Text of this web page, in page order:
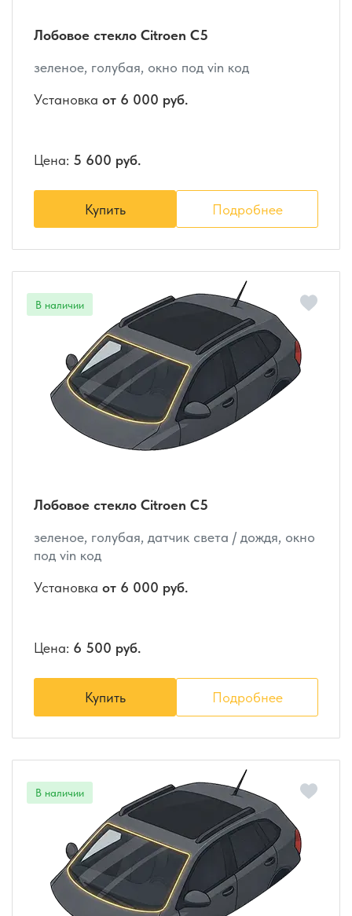
Лобовое стекло Citroen C5
зеленое, голубая, окно под vin код
Установка от 6 000 руб.
Цена: 5 600 руб.
Купить Подробнее
Лобовое стекло Citroen C5
зеленое, голубая, датчик света / дождя, окно
под vin код
Установка от 6 000 руб.
Цена: 6 500 руб.
Купить Подробнее